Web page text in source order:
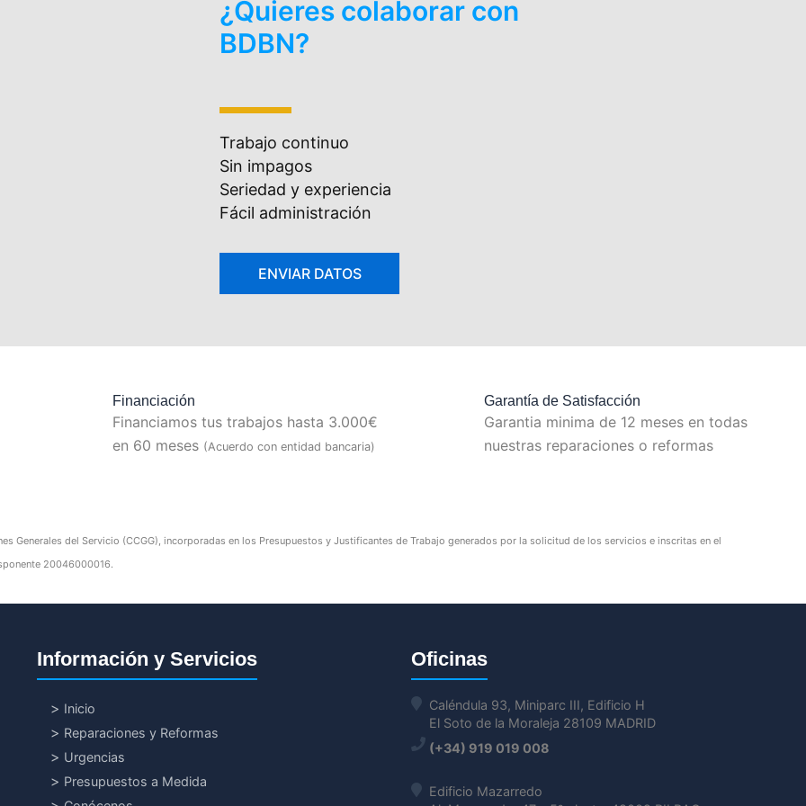
¿Quieres colaborar con
BDBN?
Trabajo continuo
Sin impagos
Seriedad y experiencia
Fácil administración
Financiación
Financiamos tus trabajos hasta 3.000€
en 60 meses (Acuerdo con entidad bancaria)
Garantía de Satisfacción
Garantia minima de 12 meses en todas
nuestras reparaciones o reformas
Generales del Servicio (CCGG), incorporadas en los Presupuestos y Justificantes de Trabajo generados por la solicitud de los servicios e inscritas en el
20046000016.
Información y Servicios
Inicio
Reparaciones y Reformas
Urgencias
Presupuestos a Medida
Oficinas
Caléndula 93, Miniparc III, Edificio H
El Soto de la Moraleja 28109 MADRID
(+34) 919 019 008
Edificio Mazarredo